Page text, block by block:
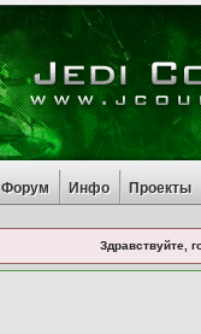
Форум Инфо Проекты
Здравствуйте,